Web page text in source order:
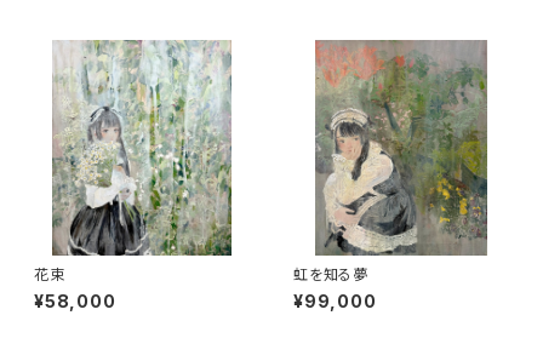
花束
¥58,000
虹を知る夢
¥99,000